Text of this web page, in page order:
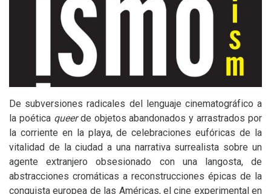
De subversiones radicales del lenguaje cinematográfico a
la poética queerde objetos abandonados y arrastrados por
la corriente en la playa, de celebraciones eufóricas de la
vitalidad de la ciudad a una narrativa surrealista sobre un
agente extranjero obsesionado con una langosta, de
abstracciones cromáticas a reconstrucciones épicas de la
conquista europea de las Américas, el cine experimental en